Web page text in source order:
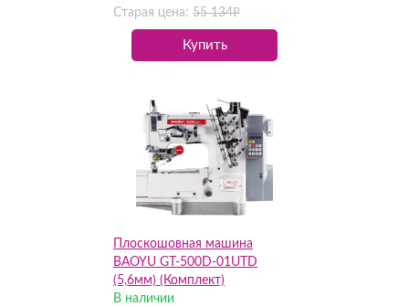
Старая цена: 55 134Р
Купить
Плоскошовная машина
BAOYU GT-500D-01UTD
(5,6мм) (Комплект)
В наличии